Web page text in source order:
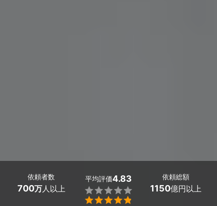
依頼者数
700万人以上
平均評価4.83


依頼総額
1150億円以上